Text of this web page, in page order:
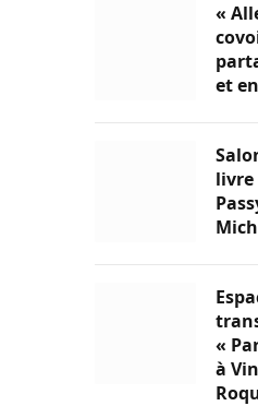
«
et
livre
«
à